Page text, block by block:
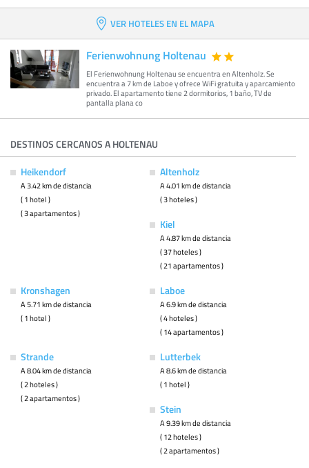
VER HOTELES EN EL MAPA
Ferienwohnung Holtenau
El Ferienwohnung Holtenau se encuentra en Altenholz. Se
encuentra a 7 km de Laboe y ofrece WiFi gratuita y aparcamiento
privado. El apartamento tiene 2 dormitorios, 1 baño, TV de
pantalla plana co
DESTINOS CERCANOS A HOLTENAU
Heikendorf
A 3.42 km de distancia
( 1 hotel )
( 3 apartamentos )
Altenholz
A 4.01 km de distancia
( 3 hoteles )
Kiel
A 4.87 km de distancia
( 37 hoteles )
( 21 apartamentos )
Kronshagen
A 5.71 km de distancia
( 1 hotel )
Laboe
A 6.9 km de distancia
( 4 hoteles )
( 14 apartamentos )
Strande
A 8.04 km de distancia
( 2 hoteles )
( 2 apartamentos )
Lutterbek
A 8.6 km de distancia
( 1 hotel )
Stein
A 9.39 km de distancia
( 12 hoteles )
( 2 apartamentos )